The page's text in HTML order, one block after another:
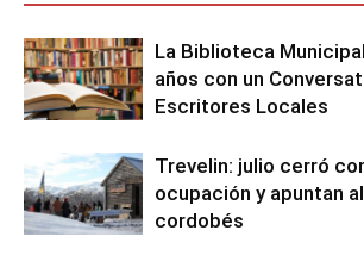
La Biblioteca
años con un
Escritores Locales
Trevelin: julio cerró
ocupación y apuntan
cordobés